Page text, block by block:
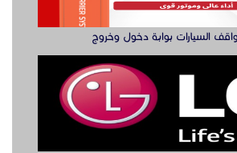
مقوي شبكة واي فاي